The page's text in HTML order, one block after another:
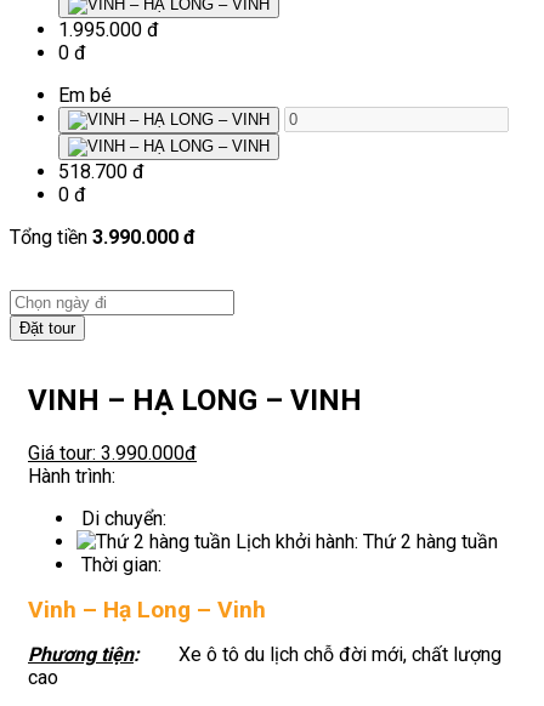
1.995.000 đ
0 đ
Em bé
518.700 đ
0 đ
Tổng tiền 3.990.000 đ
Đặt tour
VINH – HẠ LONG – VINH
Giá tour: 3.990.000đ
Hành trình:
Di chuyển:
Lịch khởi hành: Thứ 2 hàng tuần
Thời gian:
Vinh – Hạ Long – Vinh
Phương tiện:
Xe ô tô du lịch chỗ đời mới, chất lượng
cao